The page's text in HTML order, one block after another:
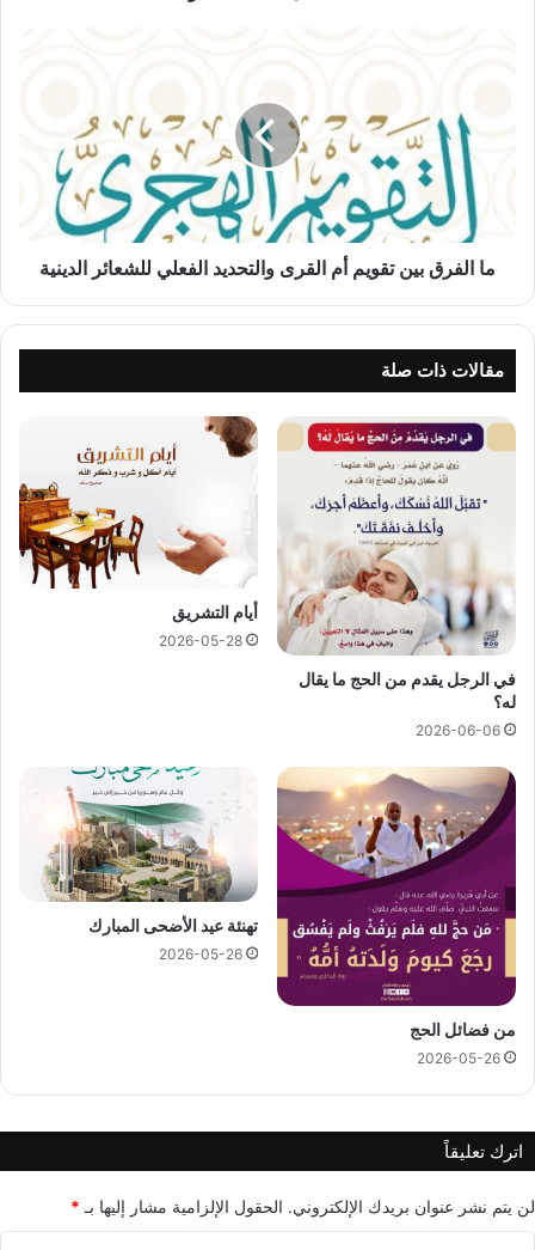
والتحديد
الفعلي
للشعائر
الدينيةما الفرق بين تقويم أم القرى والتحديد الفعلي للشعائر الدينية
مقالات ذات صلة
في الرجل يقدم من الحج ما يقال
له؟
2026-06-06
أيام التشريق
2026-05-28
من فضائل الحج
2026-05-26
تهنئة عيد الأضحى المبارك
2026-05-26
اترك تعليقاً
لن يتم نشر عنوان بريدك الإلكتروني. الحقول الإلزامية مشار إليها بـ *